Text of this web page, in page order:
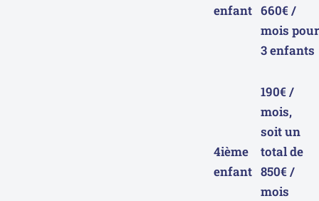
enfant 660€ /
mois pour
3 enfants
4ième
enfant
190€ /
mois,
soit un
total de
850€ /
mois